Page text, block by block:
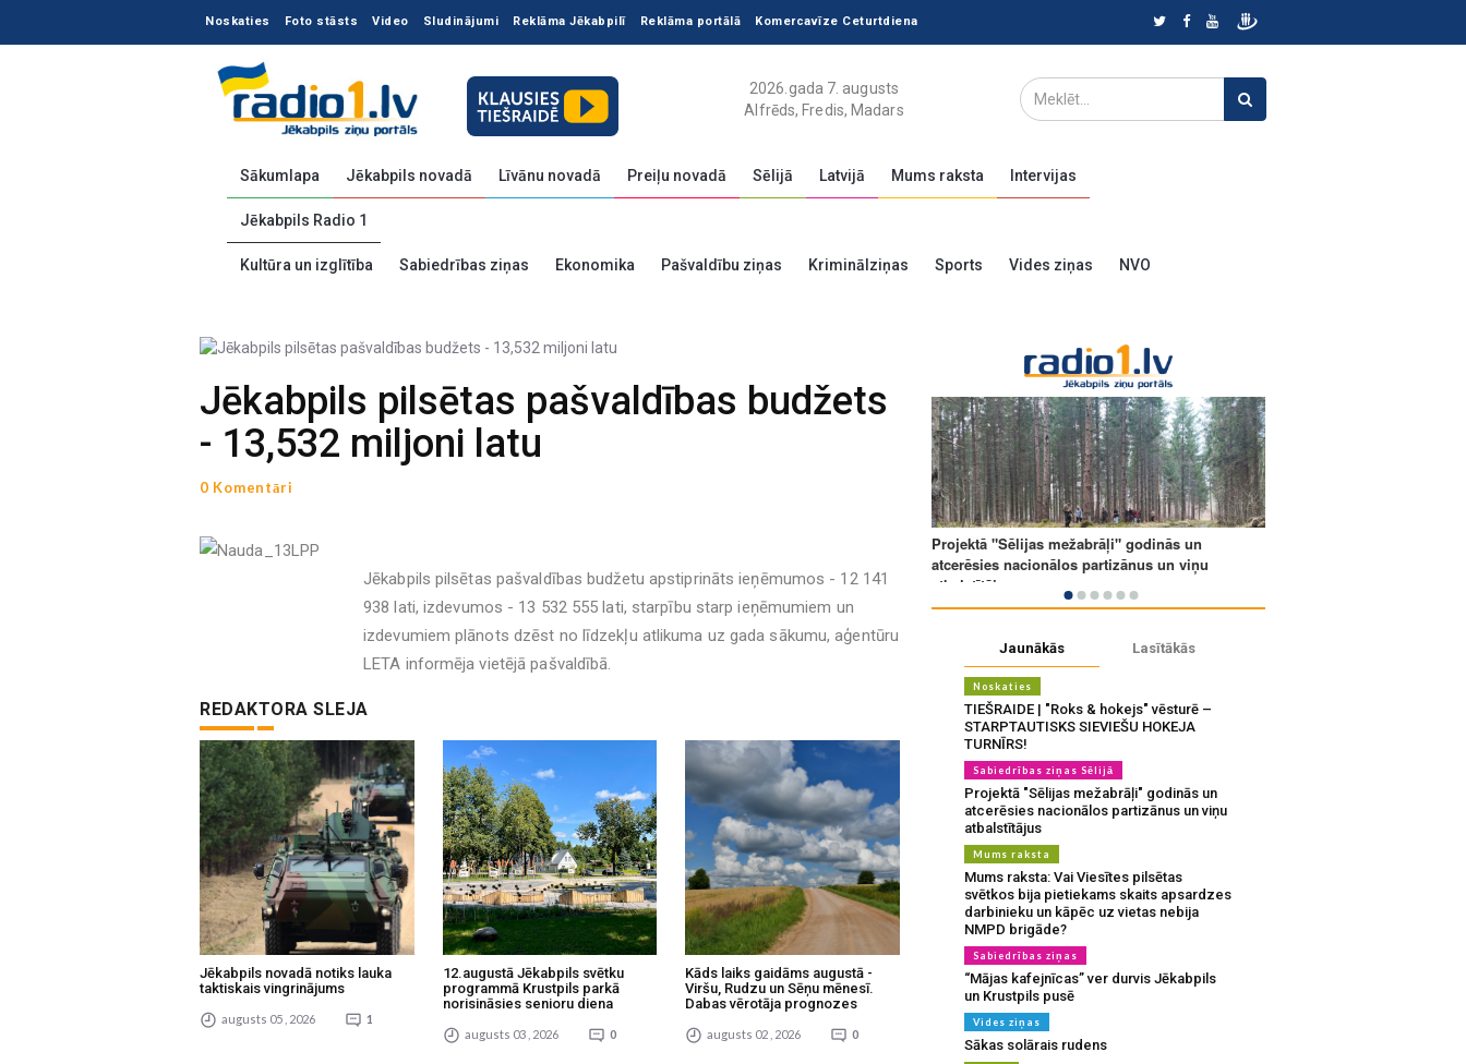
Noskaties Foto stāsts Video Sludinājumi Reklāma Jēkabpilī Reklāma portālā Komercavīze Ceturtdiena
2026.gada 7. augusts
Alfrēds, Fredis, Madars
Sākumlapa Jēkabpils novadā Līvānu novadā Preiļu novadā Sēlijā Latvijā Mums raksta Intervijas
Jēkabpils Radio 1
Kultūra un izglītība Sabiedrības ziņas Ekonomika Pašvaldību ziņas Kriminālziņas Sports Vides ziņas NVO
Jēkabpils pilsētas pašvaldības budžets
- 13,532 miljoni latu
0 Komentāri
Jēkabpils pilsētas pašvaldības budžetu apstiprināts ieņēmumos - 12 141
938 lati, izdevumos - 13 532 555 lati, starpību starp ieņēmumiem un
izdevumiem plānots dzēst no līdzekļu atlikuma uz gada sākumu, aģentūru
LETA informēja vietējā pašvaldībā.
REDAKTORA SLEJA
Jēkabpils novadā notiks lauka
taktiskais vingrinājums
augusts 05 , 2026 1
12.augustā Jēkabpils svētku
programmā Krustpils parkā
norisināsies senioru diena
augusts 03 , 2026 0
Kāds laiks gaidāms augustā -
Viršu, Rudzu un Sēņu mēnesī.
Dabas vērotāja prognozes
augusts 02 , 2026 0
Jaunākās Lasītākās
Noskaties
TIEŠRAIDE | "Roks & hokejs" vēsturē –
STARPTAUTISKS SIEVIEŠU HOKEJA
TURNĪRS!
Sabiedrības ziņas Sēlijā
Projektā "Sēlijas mežabrāļi" godinās un
atcerēsies nacionālos partizānus un viņu
atbalstītājus
Mums raksta
Mums raksta: Vai Viesītes pilsētas
svētkos bija pietiekams skaits apsardzes
darbinieku un kāpēc uz vietas nebija
NMPD brigāde?
Sabiedrības ziņas
“Mājas kafejnīcas” ver durvis Jēkabpils
un Krustpils pusē
Vides ziņas
Sākas solārais rudens